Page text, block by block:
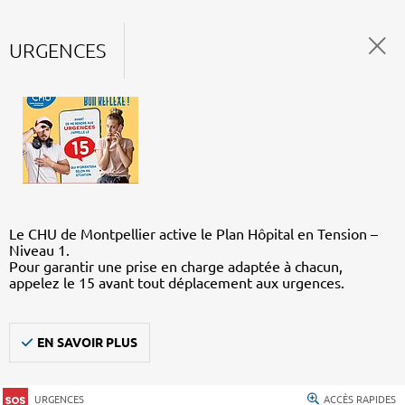
URGENCES
Le CHU de Montpellier active le Plan Hôpital en Tension –
Niveau 1.
Pour garantir une prise en charge adaptée à chacun,
appelez le 15 avant tout déplacement aux urgences.
EN SAVOIR PLUS
URGENCES ACCÈS RAPIDES